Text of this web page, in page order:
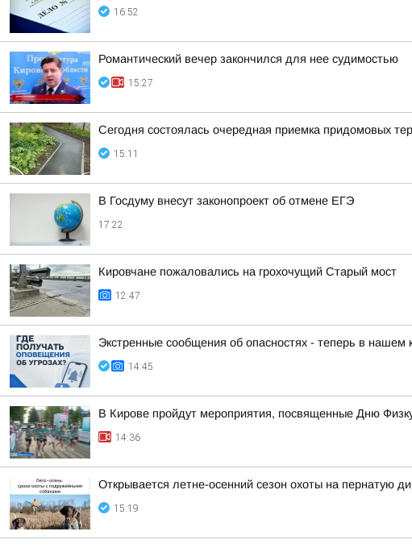
16:52
Романтический вечер закончился для нее судимостью
15:27
Сегодня состоялась очередная приемка придомовых
15:11
В Госдуму внесут законопроект об отмене ЕГЭ
17:22
Кировчане пожаловались на грохочущий Старый мост
12:47
Экстренные сообщения об опасностях - теперь в нашем
14:45
В Кирове пройдут мероприятия, посвященные Дню
14:36
Открывается летне-осенний сезон охоты на пернатую
15:19